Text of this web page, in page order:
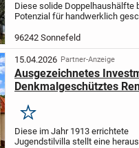
Diese solide Doppelhaushälfte
Potenzial für handwerklich
vom Eigenheim nach eigenen
Vorstellungen verwirklichen
Das Haus wurde...
96242 Sonnefeld
15.04.2026 Partner-Anzeige
Ausgezeichnetes
Denkmalgeschütztes
Merken
Diese im Jahr 1913 errichtete
Jugendstilvilla stellt eine